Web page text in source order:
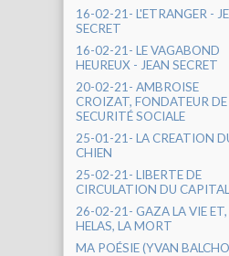
16-02-21- L'ETRANGER -
SECRET
16-02-21- LE VAGABOND
HEUREUX - JEAN SECRET
20-02-21- AMBROISE
CROIZAT, FONDATEUR DE
SECURITÉ SOCIALE
25-01-21- LA CREATION
CHIEN
25-02-21- LIBERTE DE
CIRCULATION DU CAPITAL
26-02-21- GAZA LA VIE ET,
HELAS, LA MORT
MA POÉSIE (YVAN